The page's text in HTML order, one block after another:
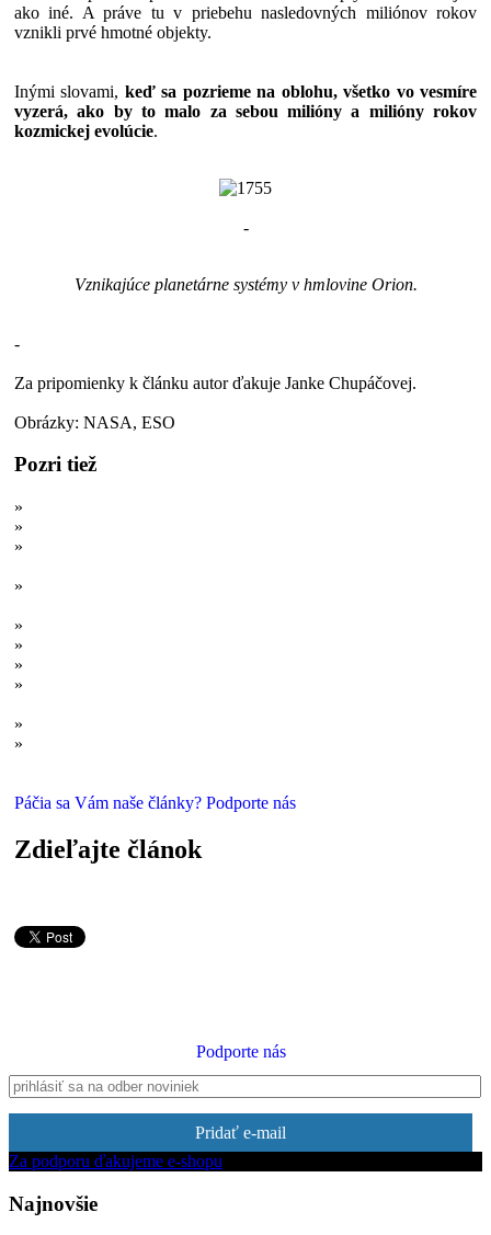
ako iné. A práve tu v priebehu nasledovných miliónov rokov
vznikli prvé hmotné objekty.
Inými slovami, keď sa pozrieme na oblohu, všetko vo vesmíre
vyzerá, ako by to malo za sebou milióny a milióny rokov
kozmickej evolúcie.
-
Vznikajúce planetárne systémy v hmlovine Orion.
-
Za pripomienky k článku autor ďakuje Janke Chupáčovej.
Obrázky: NASA, ESO
Pozri tiež
»
»
»
»
»
»
»
»
»
»
Páčia sa Vám naše články? Podporte nás
Zdieľajte článok
Podporte nás
Pridať e-mail
Za podporu ďakujeme e-shopu
Najnovšie